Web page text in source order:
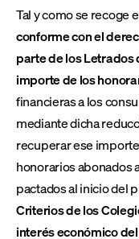
Tal y como se recoge
conforme con el
parte de los Letrados
importe de los
financieras a los
mediante dicha
recuperar ese
honorarios abonados
pactados al inicio del
Criterios de los
interés económico